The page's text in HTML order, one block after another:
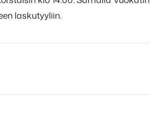
laskutyyliin.